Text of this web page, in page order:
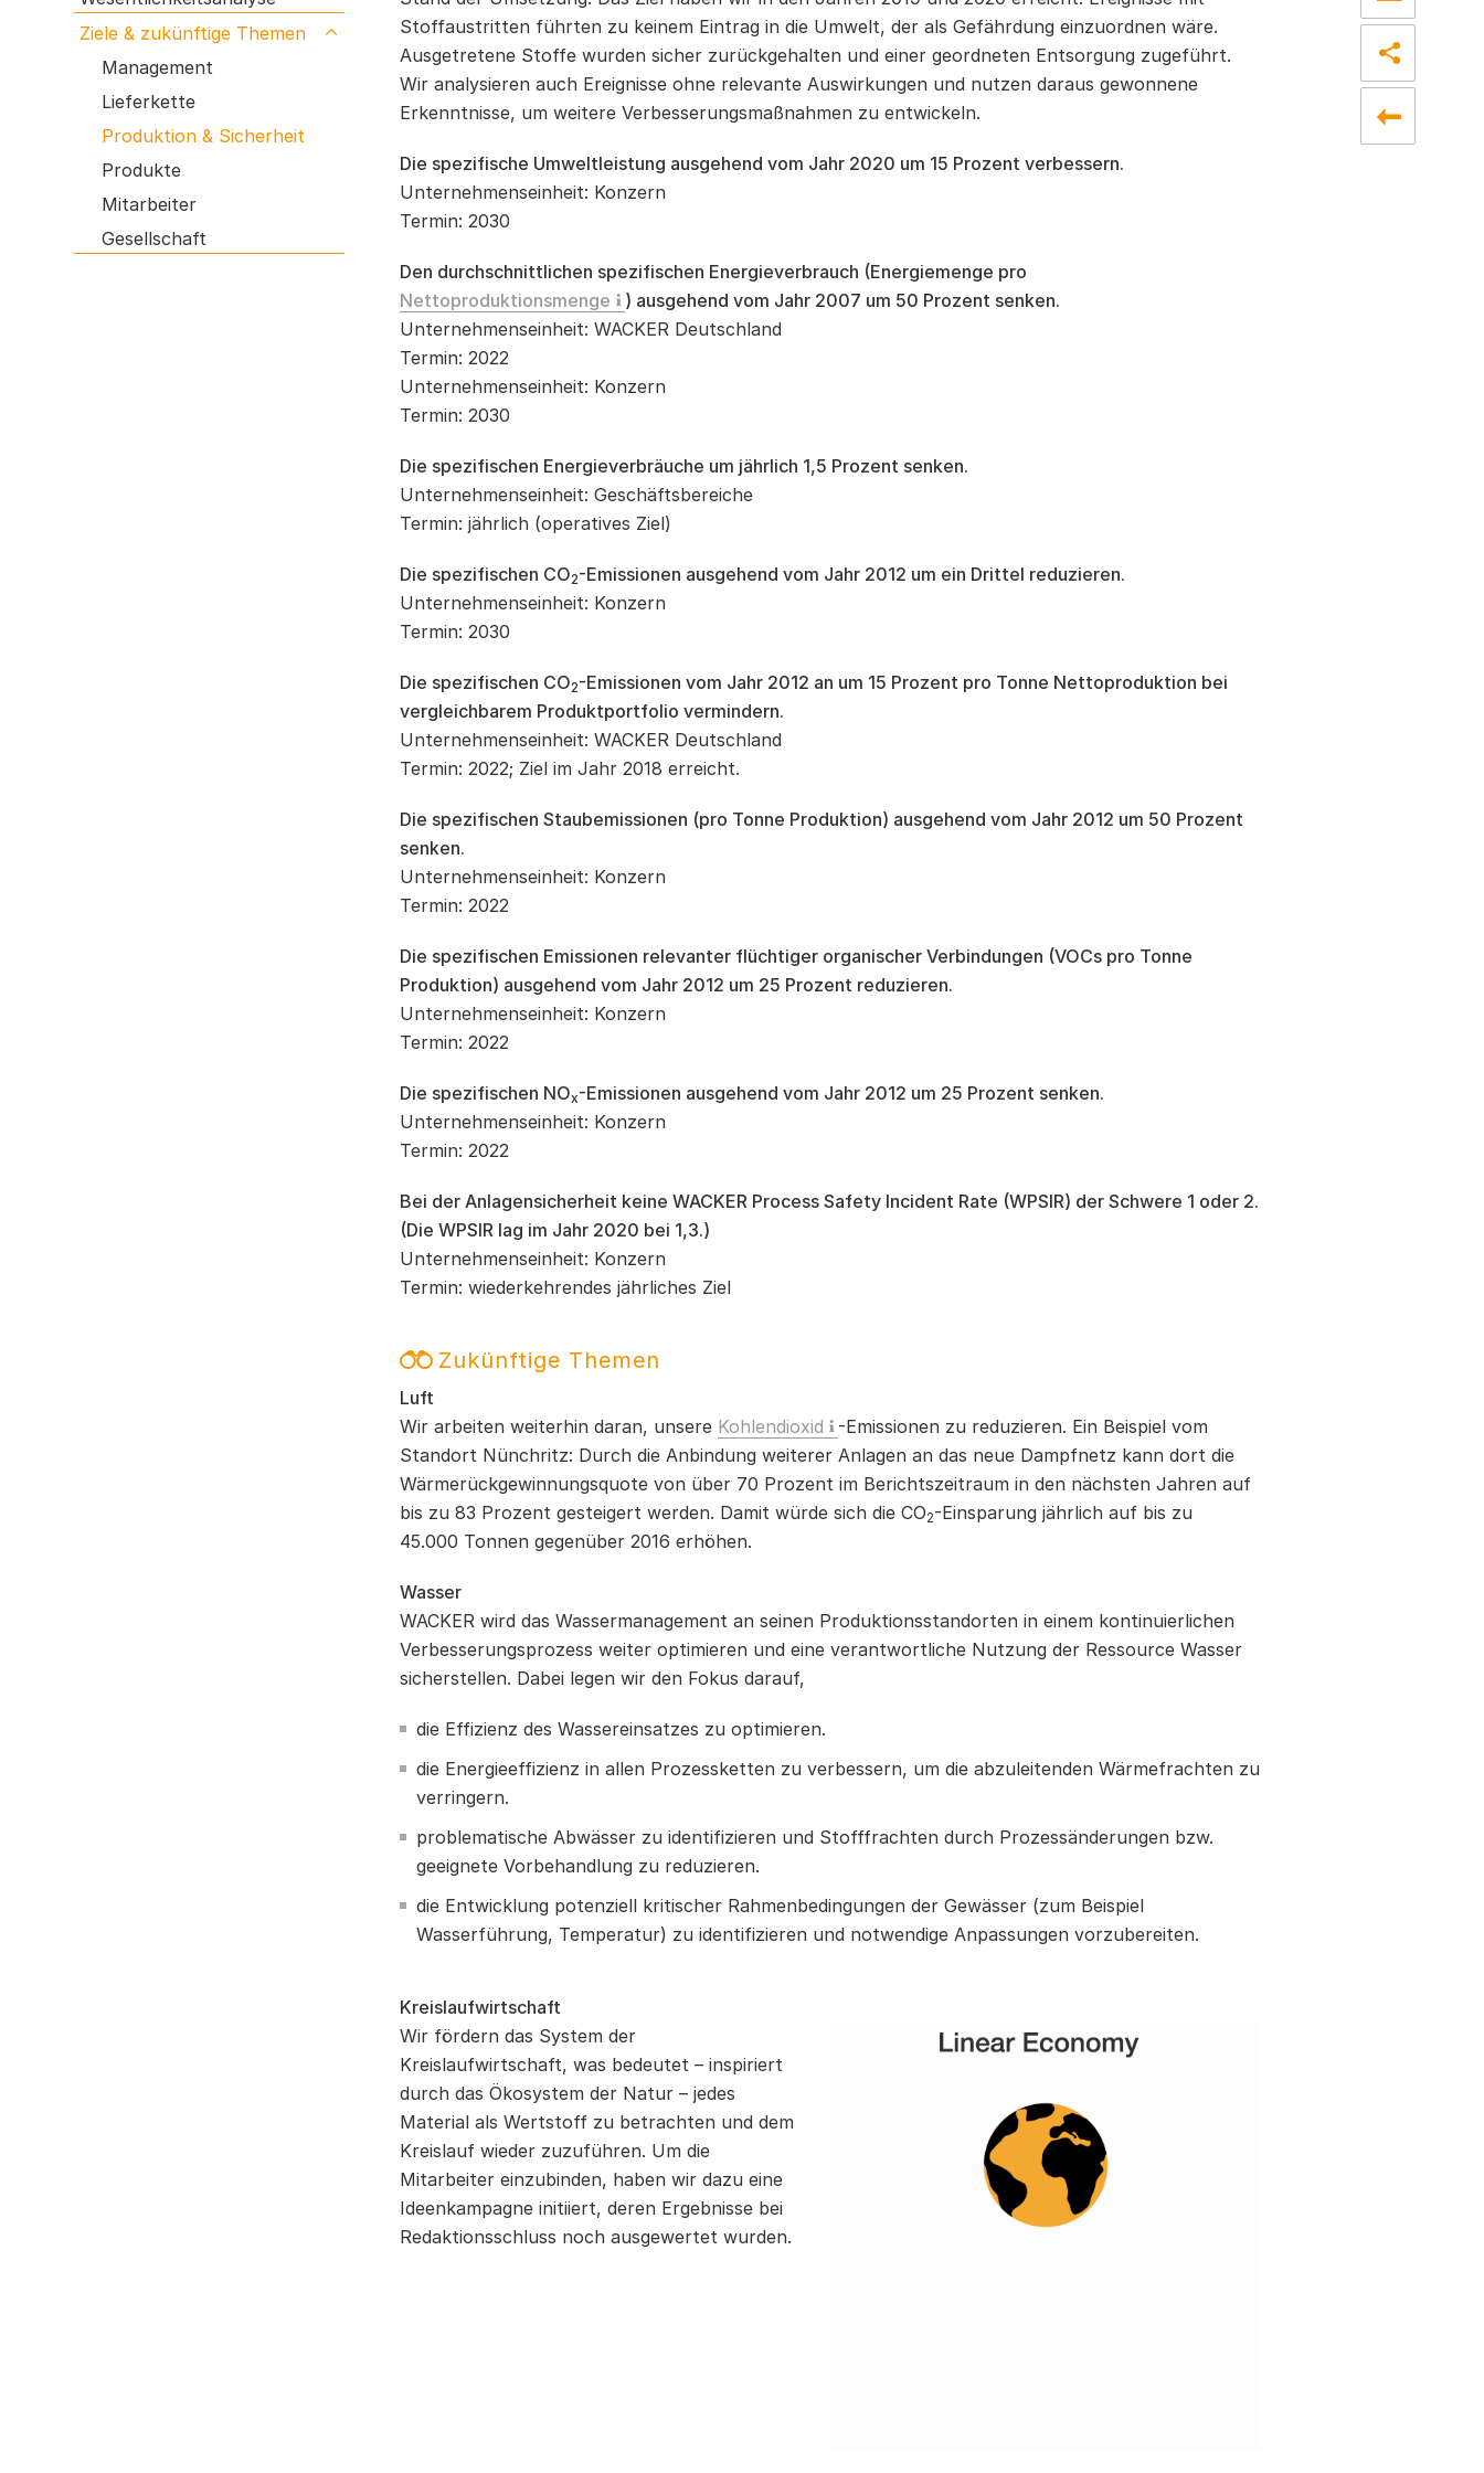
Anlagen- & Transportsicherheit
Ziele & zukünftige Themen open submenu
Management
Lieferkette
Produktion & Sicherheit
Produkte
Mitarbeiter
Gesellschaft
Stoffaustritten führten zu keinem Eintrag in die Umwelt, der als Gefährdung einzuordnen wäre.
Ausgetretene Stoffe wurden sicher zurückgehalten und einer geordneten Entsorgung zugeführt.
Wir analysieren auch Ereignisse ohne relevante Auswirkungen und nutzen daraus gewonnene
Erkenntnisse, um weitere Verbesserungsmaßnahmen zu entwickeln.
Die spezifische Umweltleistung ausgehend vom Jahr 2020 um 15 Prozent verbessern.
Unternehmenseinheit: Konzern
Termin: 2030
Den durchschnittlichen spezifischen Energieverbrauch (Energiemenge pro
Nettoproduktionsmenge
) ausgehend vom Jahr 2007 um 50 Prozent senken.
Unternehmenseinheit: WACKER Deutschland
Termin: 2022
Unternehmenseinheit: Konzern
Termin: 2030
Die spezifischen Energieverbräuche um jährlich 1,5 Prozent senken.
Unternehmenseinheit: Geschäftsbereiche
Termin: jährlich (operatives Ziel)
Die spezifischen CO2-Emissionen ausgehend vom Jahr 2012 um ein Drittel reduzieren.
Unternehmenseinheit: Konzern
Termin: 2030
Die spezifischen CO2-Emissionen vom Jahr 2012 an um 15 Prozent pro Tonne Nettoproduktion bei
vergleichbarem Produktportfolio vermindern.
Unternehmenseinheit: WACKER Deutschland
Termin: 2022; Ziel im Jahr 2018 erreicht.
Die spezifischen Staubemissionen (pro Tonne Produktion) ausgehend vom Jahr 2012 um 50 Prozent
senken.
Unternehmenseinheit: Konzern
Termin: 2022
Die spezifischen Emissionen relevanter flüchtiger organischer Verbindungen (VOCs pro Tonne
Produktion) ausgehend vom Jahr 2012 um 25 Prozent reduzieren.
Unternehmenseinheit: Konzern
Termin: 2022
Die spezifischen NOx-Emissionen ausgehend vom Jahr 2012 um 25 Prozent senken.
Unternehmenseinheit: Konzern
Termin: 2022
Bei der Anlagensicherheit keine WACKER Process Safety Incident Rate (WPSIR) der Schwere 1 oder 2.
(Die WPSIR lag im Jahr 2020 bei 1,3.)
Unternehmenseinheit: Konzern
Termin: wiederkehrendes jährliches Ziel
Zukünftige Themen
Luft
Wir arbeiten weiterhin daran, unsere Kohlendioxid
-Emissionen zu reduzieren. Ein Beispiel vom
Standort Nünchritz: Durch die Anbindung weiterer Anlagen an das neue Dampfnetz kann dort die
Wärmerückgewinnungsquote von über 70 Prozent im Berichtszeitraum in den nächsten Jahren auf
bis zu 83 Prozent gesteigert werden. Damit würde sich die CO2-Einsparung jährlich auf bis zu
45.000 Tonnen gegenüber 2016 erhöhen.
Wasser
WACKER wird das Wassermanagement an seinen Produktionsstandorten in einem kontinuierlichen
Verbesserungsprozess weiter optimieren und eine verantwortliche Nutzung der Ressource Wasser
sicherstellen. Dabei legen wir den Fokus darauf,
die Effizienz des Wassereinsatzes zu optimieren.
die Energieeffizienz in allen Prozessketten zu verbessern, um die abzuleitenden Wärmefrachten zu
verringern.
problematische Abwässer zu identifizieren und Stofffrachten durch Prozessänderungen bzw.
geeignete Vorbehandlung zu reduzieren.
die Entwicklung potenziell kritischer Rahmenbedingungen der Gewässer (zum Beispiel
Wasserführung, Temperatur) zu identifizieren und notwendige Anpassungen vorzubereiten.
Kreislaufwirtschaft
Wir fördern das System der
Kreislaufwirtschaft, was bedeutet – inspiriert
durch das Ökosystem der Natur – jedes
Material als Wertstoff zu betrachten und dem
Kreislauf wieder zuzuführen. Um die
Mitarbeiter einzubinden, haben wir dazu eine
Ideenkampagne initiiert, deren Ergebnisse bei
Redaktionsschluss noch ausgewertet wurden.